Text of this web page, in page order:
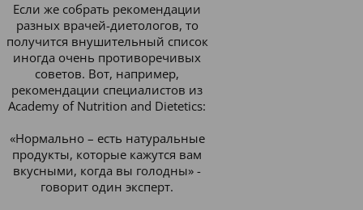
Если же собрать рекомендации
разных врачей-диетологов, то
получится внушительный список
иногда очень противоречивых
советов. Вот, например,
рекомендации специалистов из
Academy of Nutrition and Dietetics:
«Нормально – есть натуральные
продукты, которые кажутся вам
вкусными, когда вы голодны» -
говорит один эксперт.